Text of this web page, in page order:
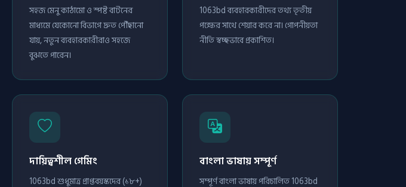
সহজ মেনু কাঠামো ও স্পষ্ট বাটনের
মাধ্যমে যেকোনো বিভাগে দ্রুত পৌঁছানো
যায়, নতুন ব্যবহারকারীরাও সহজে
বুঝতে পারেন।
1063bd ব্যবহারকারীদের তথ্য তৃতীয়
পক্ষের সাথে শেয়ার করে না। গোপনীয়তা
নীতি স্বচ্ছভাবে প্রকাশিত।
দায়িত্বশীল গেমিং
1063bd শুধুমাত্র প্রাপ্তবয়স্কদের (১৮+)
বাংলা ভাষায় সম্পূর্ণ
সম্পূর্ণ বাংলা ভাষায় পরিচালিত 1063bd